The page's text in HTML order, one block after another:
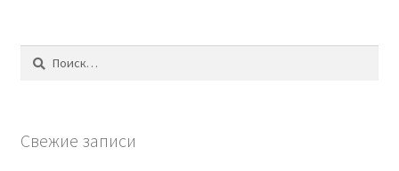
Найти:
Свежие записи